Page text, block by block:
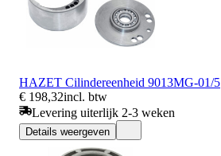
HAZET Cilindereenheid 9013MG-01/5
€ 198,32incl. btw
Levering uiterlijk 2-3 weken
Details weergeven